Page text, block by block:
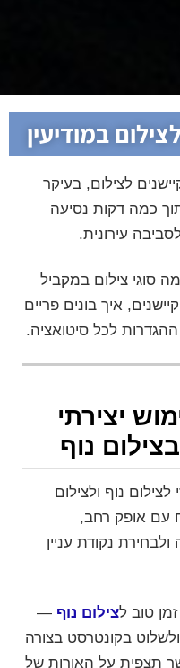
במודיעין
לצילום, בעיקר
כמה דקות נסיעה
עירונית.
סוגי צילום במקביל
איך בונים פריים
לכל סיטואציה.
יצירתי
נוף
נוף ולצילום
עם אופק רחב,
נקודת עניין
טוב לצילום נוף —
בקונטרסט בצורה
תצפית על האורות של